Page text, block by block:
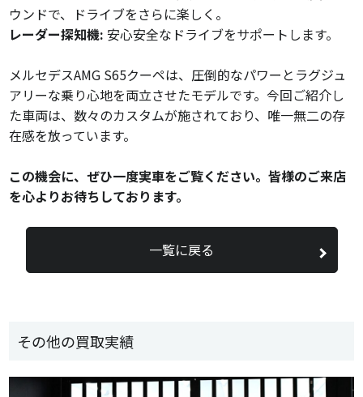
その他の買取実績
ウンドで、ドライブをさらに楽しく。
レーダー探知機: 安心安全なドライブをサポートします。
メルセデスAMG S65クーペは、圧倒的なパワーとラグジュ
アリーな乗り心地を両立させたモデルです。今回ご紹介し
た車両は、数々のカスタムが施されており、唯一無二の存
在感を放っています。
この機会に、ぜひ一度実車をご覧ください。皆様のご来店
を心よりお待ちしております。
一覧に戻る